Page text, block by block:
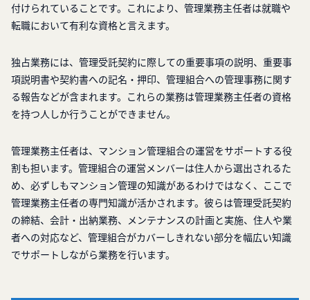
付けられていることです。これにより、管理業務主任者は就職や
転職において有利な資格と言えます。
独占業務には、管理受託契約に際しての重要事項の説明、重要事
項説明書や契約書への記名・押印、管理組合への管理事務に関す
る報告などが含まれます。これらの業務は管理業務主任者の資格
を持つ人しか行うことができません。
管理業務主任者は、マンション管理組合の運営をサポートする役
割も担います。管理組合の運営メンバーは住人から選出されるた
め、必ずしもマンション管理の知識があるわけではなく、ここで
管理業務主任者の専門知識が活かされます。彼らは管理受託契約
の締結、会計・出納業務、メンテナンスの計画と実施、住人や業
者への対応など、管理組合がカバーしきれない部分を幅広い知識
でサポートしながら業務を行います。